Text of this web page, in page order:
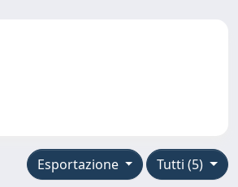
Tutti (5)
Esportazione